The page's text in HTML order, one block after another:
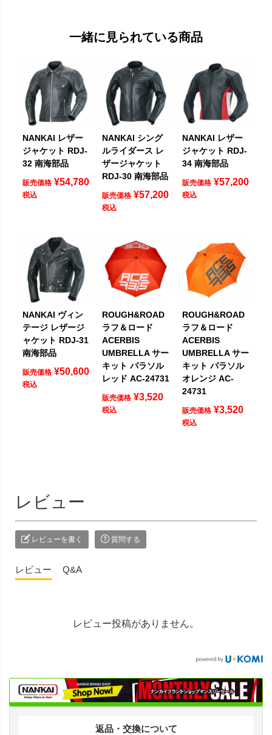
一緒に見られている商品
NANKAI レザー
ジャケット RDJ-
32 南海部品
販売価格 ¥54,780
税込
NANKAI シング
ルライダース レ
ザージャケット
RDJ-30 南海部品
販売価格 ¥57,200
税込
NANKAI レザー
ジャケット RDJ-
34 南海部品
販売価格 ¥57,200
税込
NANKAI ヴィン
テージ レザージ
ャケット RDJ-31
南海部品
販売価格 ¥50,600
税込
ROUGH&ROAD
ラフ＆ロード
ACERBIS
UMBRELLA サー
キット パラソル
レッド AC-24731
販売価格 ¥3,520
税込
ROUGH&ROAD
ラフ＆ロード
ACERBIS
UMBRELLA サー
キット パラソル
オレンジ AC-
24731
販売価格 ¥3,520
税込
レビュー
レビューを書く 質問する
レビュー Q&A
レビュー投稿がありません。
返品・交換について